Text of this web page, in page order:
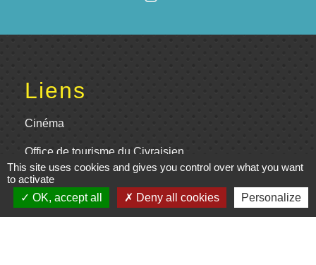
Liens
Cinéma
Office de tourisme du Civraisien
en Poitou
Actualités communauté de
This site uses cookies and gives you control over what you want
to activate
OK, accept all
Deny all cookies Personalize